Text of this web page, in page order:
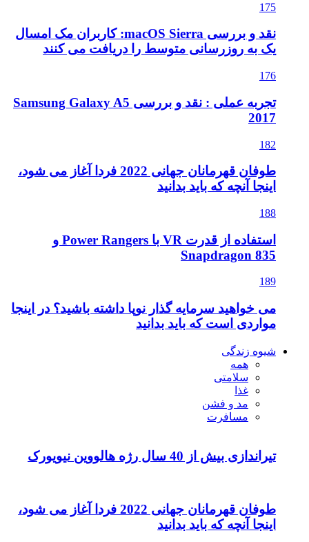
175
نقد و بررسی macOS Sierra: کاربران مک امسال
یک به روزرسانی متوسط را دریافت می کنند
176
تجربه عملی : نقد و بررسی Samsung Galaxy A5
2017
182
طوفان قهرمانان جهانی 2022 فردا آغاز می شود،
اینجا آنچه که باید بدانید
188
استفاده از قدرت VR با Power Rangers و
Snapdragon 835
189
می خواهید سرمایه گذار نوپا داشته باشید؟ در اینجا
مواردی است که باید بدانید
شیوه زندگی
همه
سلامتی
غذا
مد و فشن
مسافرت
تیراندازی بیش از 40 سال رژه هالووین نیویورک
طوفان قهرمانان جهانی 2022 فردا آغاز می شود،
اینجا آنچه که باید بدانید